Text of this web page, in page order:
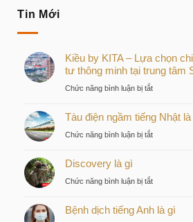
Tin Mới
Kiều by KITA – Lựa chọn
tư thông minh tại trung tâm
Chức năng bình luận bị tắtở
by
chiến
của
Tàu điện ngầm tiếng Nhật là
Chức năng bình luận bị tắtở
Discovery là gì
Chức năng bình luận bị tắtở
là
Bệnh dịch tiếng Anh là gì